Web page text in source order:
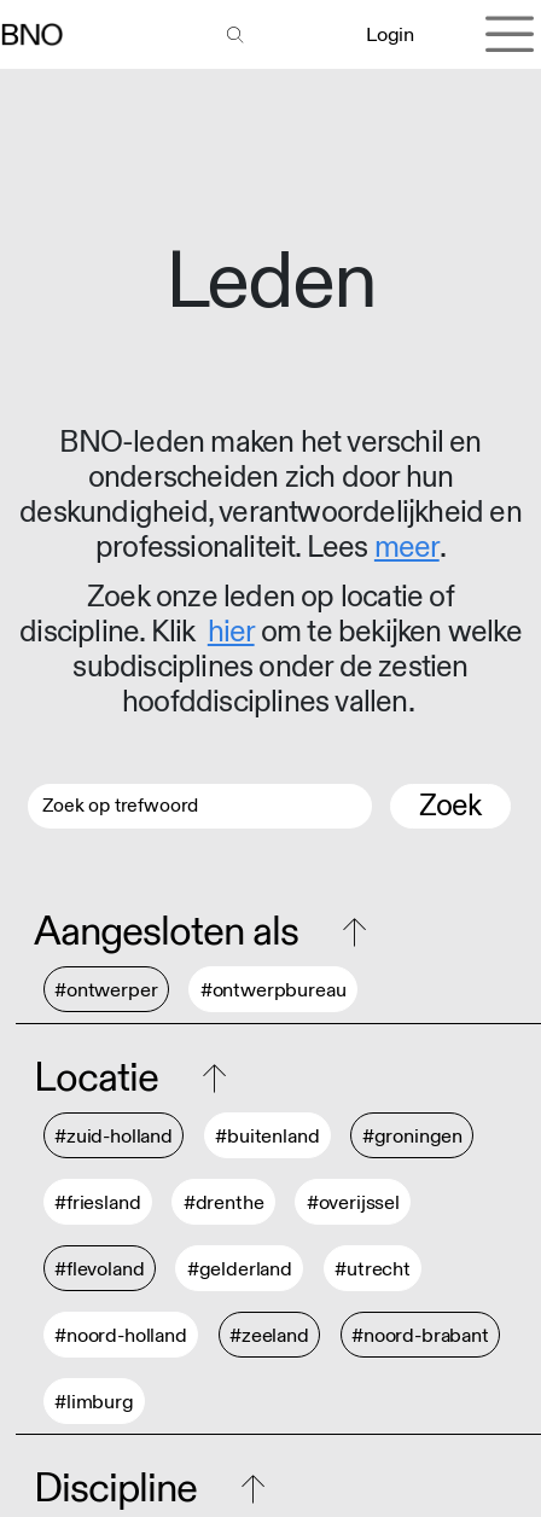
Login
Leden
BNO-leden maken het verschil en
onderscheiden zich door hun
deskundigheid, verantwoordelijkheid en
professionaliteit. Lees meer.
Zoek onze leden op locatie of
discipline. Klik hierom te bekijken welke
subdisciplines onder de zestien
hoofddisciplines vallen.
Zoek
Aangesloten als
#ontwerper #ontwerpbureau
Locatie
#zuid-holland #buitenland #groningen
#friesland #drenthe #overijssel
#flevoland #gelderland #utrecht
#noord-holland #zeeland #noord-brabant
#limburg
Discipline